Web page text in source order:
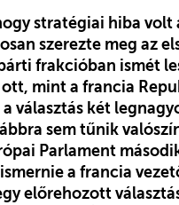
stratégiai hiba volt
szerezte meg az
frakcióban ismét
mint a francia
választás két
sem tűnik
Parlament
a francia
előrehozott